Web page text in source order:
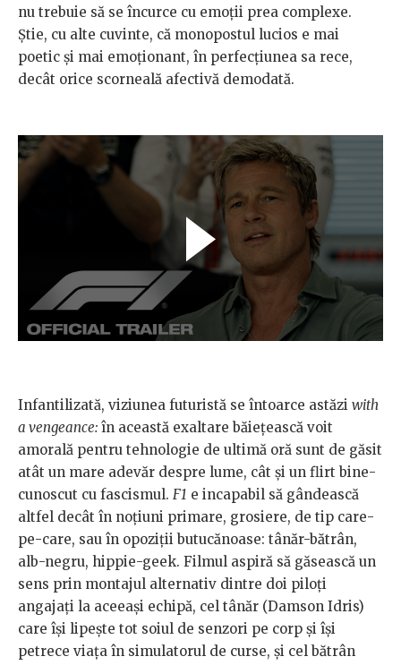
nu trebuie să se încurce cu emoții prea complexe.
Știe, cu alte cuvinte, că monopostul lucios e mai
poetic și mai emoționant, în perfecțiunea sa rece,
decât orice scorneală afectivă demodată.
Infantilizată, viziunea futuristă se întoarce astăzi with
a vengeance: în această exaltare băiețească voit
amorală pentru tehnologie de ultimă oră sunt de găsit
atât un mare adevăr despre lume, cât și un flirt bine-
cunoscut cu fascismul. F1 e incapabil să gândească
altfel decât în noțiuni primare, grosiere, de tip care-
pe-care, sau în opoziții butucănoase: tânăr-bătrân,
alb-negru, hippie-geek. Filmul aspiră să găsească un
sens prin montajul alternativ dintre doi piloți
angajați la aceeași echipă, cel tânăr (Damson Idris)
care își lipește tot soiul de senzori pe corp și își
petrece viața în simulatorul de curse, și cel bătrân